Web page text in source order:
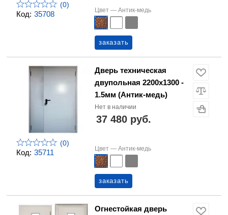
Код: 35708
(0)
Цвет — Антик-медь
заказать
Код: 35711
(0)
Дверь техническая
двупольная 2200х1300 -
1.5мм (Антик-медь)
Нет в наличии
37 480 руб.
Цвет — Антик-медь
заказать
Огнестойкая дверь